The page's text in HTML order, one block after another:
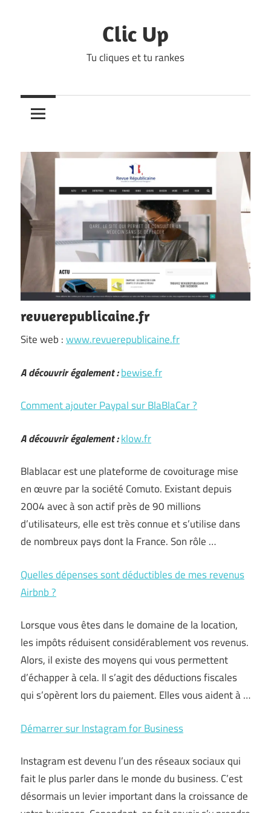
Clic Up
Tu cliques et tu rankes
revuerepublicaine.fr
Site web :www.revuerepublicaine.fr
A découvrir également :bewise.fr
Comment ajouter Paypal sur BlaBlaCar ?
A découvrir également :klow.fr
Blablacar est une plateforme de covoiturage mise
en œuvre par la société Comuto. Existant depuis
2004 avec à son actif près de 90 millions
d’utilisateurs, elle est très connue et s’utilise dans
de nombreux pays dont la France. Son rôle …
Quelles dépenses sont déductibles de mes revenus
Airbnb ?
Lorsque vous êtes dans le domaine de la location,
les impôts réduisent considérablement vos revenus.
Alors, il existe des moyens qui vous permettent
d’échapper à cela. Il s’agit des déductions fiscales
qui s’opèrent lors du paiement. Elles vous aident à …
Démarrer sur Instagram for Business
Instagram est devenu l’un des réseaux sociaux qui
fait le plus parler dans le monde du business. C’est
désormais un levier important dans la croissance de